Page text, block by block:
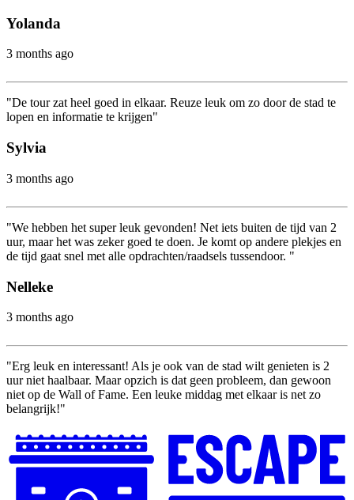
Yolanda
3 months ago
"De tour zat heel goed in elkaar. Reuze leuk om zo door de stad te
lopen en informatie te krijgen"
Sylvia
3 months ago
"We hebben het super leuk gevonden! Net iets buiten de tijd van 2
uur, maar het was zeker goed te doen. Je komt op andere plekjes en
de tijd gaat snel met alle opdrachten/raadsels tussendoor. "
Nelleke
3 months ago
"Erg leuk en interessant! Als je ook van de stad wilt genieten is 2
uur niet haalbaar. Maar opzich is dat geen probleem, dan gewoon
niet op de Wall of Fame. Een leuke middag met elkaar is net zo
belangrijk!"